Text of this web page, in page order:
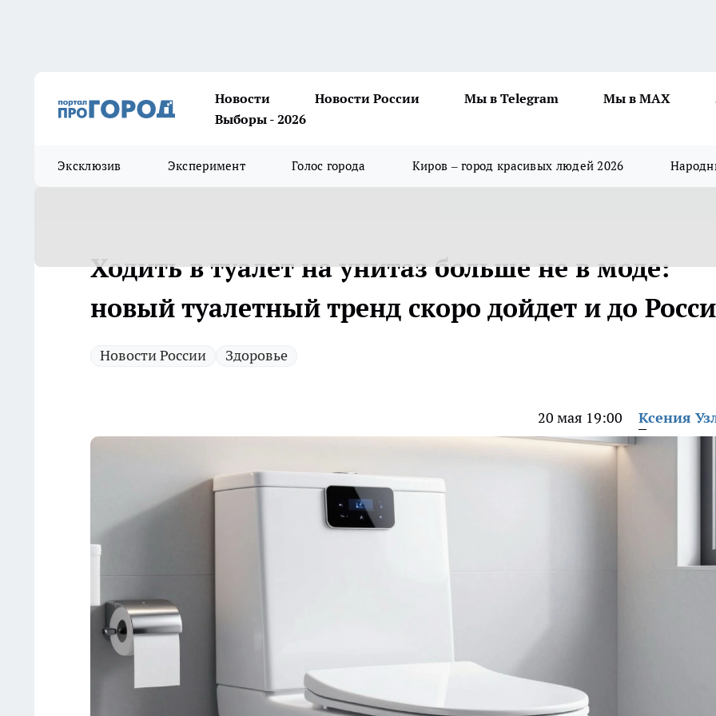
Новости Новости России Мы в Telegram Мы в MAX
Выборы - 2026
Эксклюзив Эксперимент Голос города Киров – город красивых людей 2026
Ходить в туалет на унитаз больше не в моде:
новый туалетный тренд скоро дойдет и до
Новости России Здоровье
20 мая 19:00 Ксения